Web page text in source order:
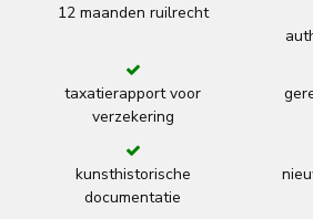
12 maanden ruilrecht
taxatierapport voor
verzekering
kunsthistorische
documentatie